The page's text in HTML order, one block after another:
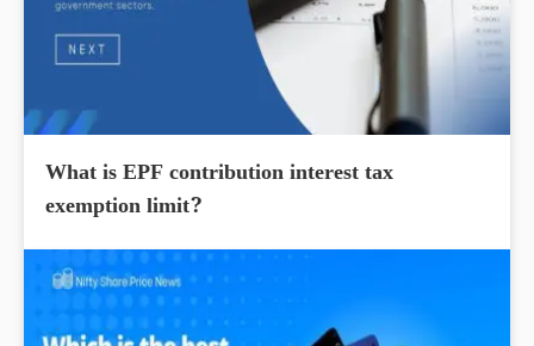
What is EPF contribution interest tax
exemption limit?